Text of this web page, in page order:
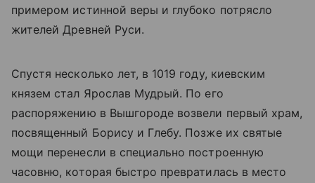
примером истинной веры и глубоко потрясло
жителей Древней Руси.
Спустя несколько лет, в 1019 году, киевским
князем стал Ярослав Мудрый. По его
распоряжению в Вышгороде возвели первый храм,
посвященный Борису и Глебу. Позже их святые
мощи перенесли в специально построенную
часовню, которая быстро превратилась в место